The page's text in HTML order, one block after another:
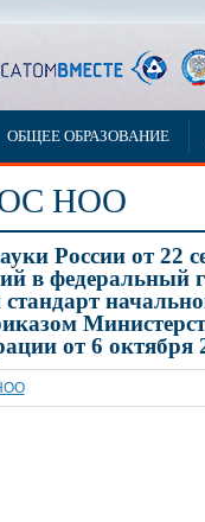
ОБЩЕЕ ОБРАЗОВАНИЕ
НОО
России от 22
в федеральный
от 6 октября